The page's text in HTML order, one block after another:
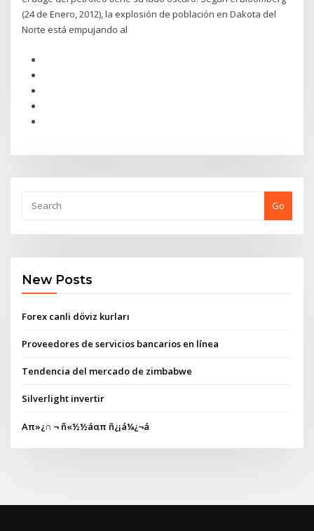
(24 de Enero, 2012), la explosión de población en Dakota del
Norte está empujando al
Go
New Posts
Forex canli döviz kurları
Proveedores de servicios bancarios en línea
Tendencia del mercado de zimbabwe
Silverlight invertir
Απ»¿∩ ¬ ñ«½½áαπ ñ¿¡á¼¿¬á